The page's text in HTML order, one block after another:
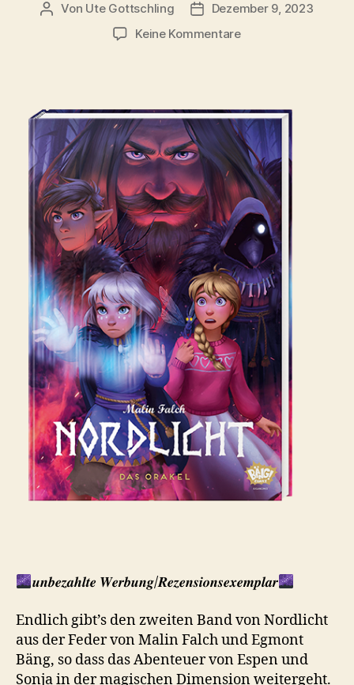
Beitragsautor
Von Ute Gottschling Veröffentlichungsdatum
Dezember 9, 2023
Keine Kommentarezu
𝒖𝒏𝒃𝒆𝒛𝒂𝒉𝒍𝒕𝒆 𝑾𝒆𝒓𝒃𝒖𝒏𝒈/𝑹𝒆𝒛𝒆𝒏𝒔𝒊𝒐𝒏𝒔𝒆𝒙𝒆𝒎𝒑𝒍𝒂𝒓
Endlich gibt’s den zweiten Band von Nordlicht
aus der Feder von Malin Falch und Egmont
Bäng, so dass das Abenteuer von Espen und
Sonja in der magischen Dimension weitergeht.